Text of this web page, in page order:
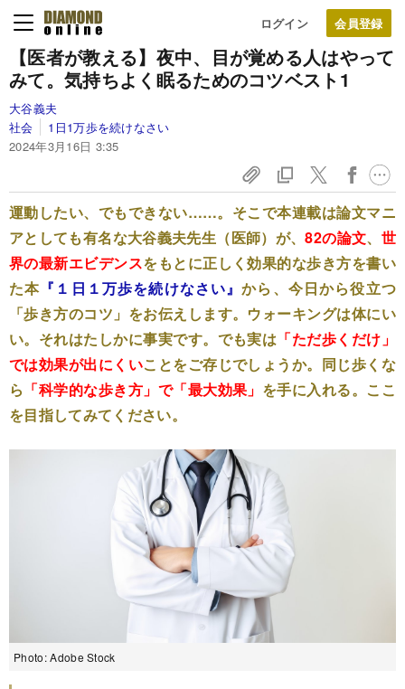
ログイン
【医者が教える】夜中、目が覚める人はやって
みて。気持ちよく眠るためのコツベスト1
大谷義夫
社会
1日1万歩を続けなさい
2024年3月16日 3:35
運動したい、でもできない……。そこで本連載は論文マニ
アとしても有名な大谷義夫先生（医師）が、82の論文、 世
界の最新エビデンスをもとに正しく効果的な歩き方を書い
た本 『１日１万歩を続けなさい』から、今日から役立つ
「歩き方のコツ」をお伝えします。ウォーキングは体にい
い。それはたしかに事実です。でも実は 「ただ歩くだけ」
では効果が出にくいことをご存じでしょうか。同じ歩くな
ら 「科学的な歩き方」で「最大効果」 を手に入れる。ここ
を目指してみてください。
Photo: Adobe Stock